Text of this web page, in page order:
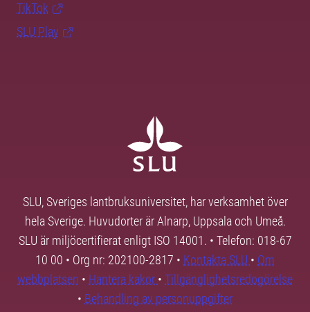
TikTok
SLU Play
SLU, Sveriges lantbruksuniversitet, har verksamhet över
hela Sverige. Huvudorter är Alnarp, Uppsala och Umeå.
SLU är miljöcertifierat enligt ISO 14001. • Telefon: 018-67
10 00 • Org nr: 202100-2817 • Kontakta SLU • Om
webbplatsen • Hantera kakor • Tillgänglighetsredogörelse
• Behandling av personuppgifter